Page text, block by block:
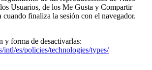
Usuarios, de los Me Gusta y Compartir
cuando finaliza la sesión con el navegador.
y forma de desactivarlas:
es/policies/technologies/types/